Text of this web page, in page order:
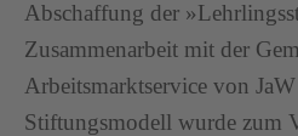
Abschaffung der
Zusammenarbeit mit der
Arbeitsmarktservice von
Stiftungsmodell wurde zum